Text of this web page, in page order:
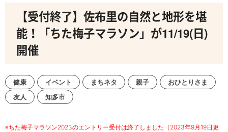
【受付終了】佐布里の自然と地形を堪
能！「ちた梅子マラソン」が11/19(日)
開催
健康 イベント まちネタ 親子
おひとりさま
友人
知多市
※ちた梅子マラソン2023のエントリー受付は終了しました（2023年9月19日更